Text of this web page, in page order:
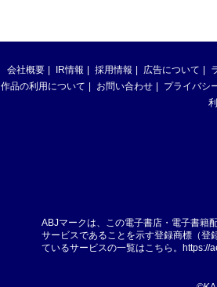
会社概要 IR情報 採用情報 広告について
作品の利用について
お問い合わせ プライバシ
ABJマークは、この電子書店・電子書籍
サービスであることを示す登録商標（登
ているサービスの一覧はこちら。 https://